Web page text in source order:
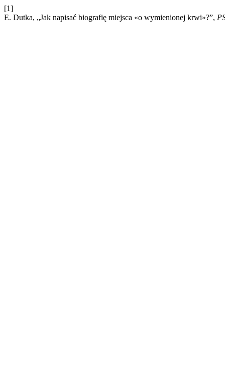
[1]
E. Dutka, „Jak napisać biografię miejsca «o wymienionej krwi»?”,